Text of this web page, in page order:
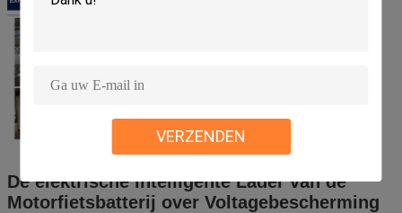
VERZENDEN
De elektrische Intelligente Lader van de
Motorfietsbatterij over Voltagebescherming